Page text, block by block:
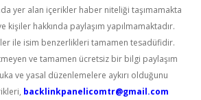
yer alan içerikler haber niteliği taşımamakta
kişiler hakkında paylaşım yapılmamaktadır.
ile isim benzerlikleri tamamen tesadüfidir.
ve tamamen ücretsiz bir bilgi paylaşım
ve yasal düzenlemelere aykırı olduğunu
backlinkpanelicomtr@gmail.com